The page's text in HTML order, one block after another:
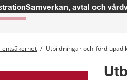
Samverkan, avtal och
/ Utbildningar och fördjupad